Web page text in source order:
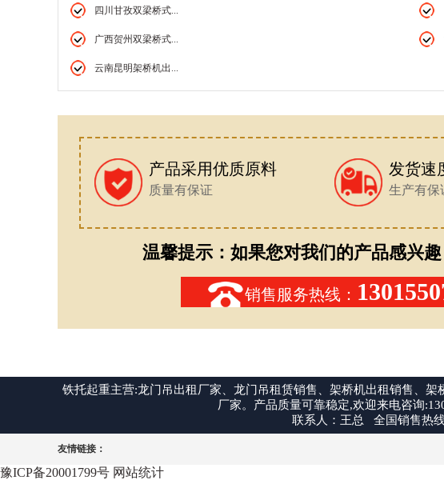
四川甘孜双梁桥式...
广西贺州双梁桥式...
云南昆明架桥机出...
产品采用优质原料
质量有保证
发货速
生产有保
温馨提示：如果您对我们的产品感兴
销售服务热线：
铁托起重主营:龙门吊出租厂家、龙门吊租赁销售、架桥机出租销售、
厂家。产品质量可靠稳定,欢迎来电咨询
联系人：王总 全国销售热
友情链接：
豫ICP备20001799号 网站统计